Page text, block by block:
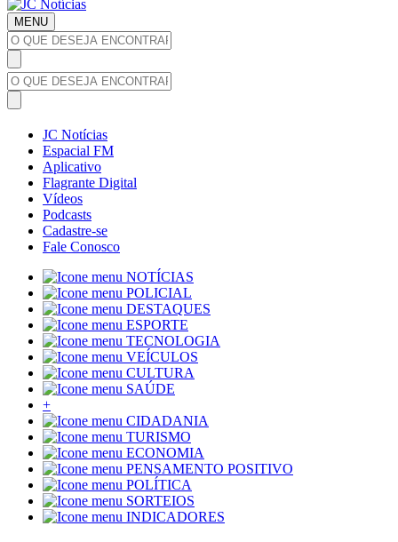
MENU
JC Notícias
Espacial FM
Aplicativo
Flagrante Digital
Vídeos
Podcasts
Cadastre-se
Fale Conosco
NOTÍCIAS
POLICIAL
DESTAQUES
ESPORTE
TECNOLOGIA
VEÍCULOS
CULTURA
SAÚDE
+
CIDADANIA
TURISMO
ECONOMIA
PENSAMENTO POSITIVO
POLÍTICA
SORTEIOS
INDICADORES